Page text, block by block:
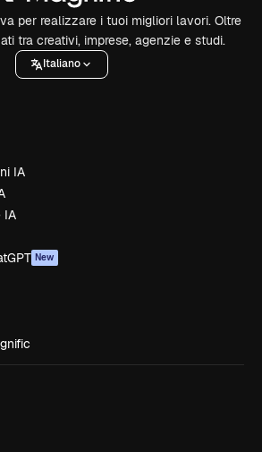
per realizzare i tuoi migliori lavori. Oltre
tra creativi, imprese, agenzie e studi.
Italiano
IA
IA
New